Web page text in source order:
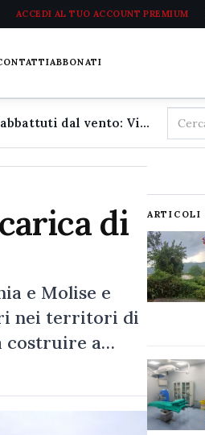
ACCEDI AL TUO ACCOUNT PREMIUM
ABBONATI
Tromba d'aria nella valle del Volturno, decine di alberi abbattuti dal vento: Vigili del fuoco ripristinano lo stato dei luoghi
Cerca
nel
di
e Molise e
nei territori di
costruire a…
ARTICOLI